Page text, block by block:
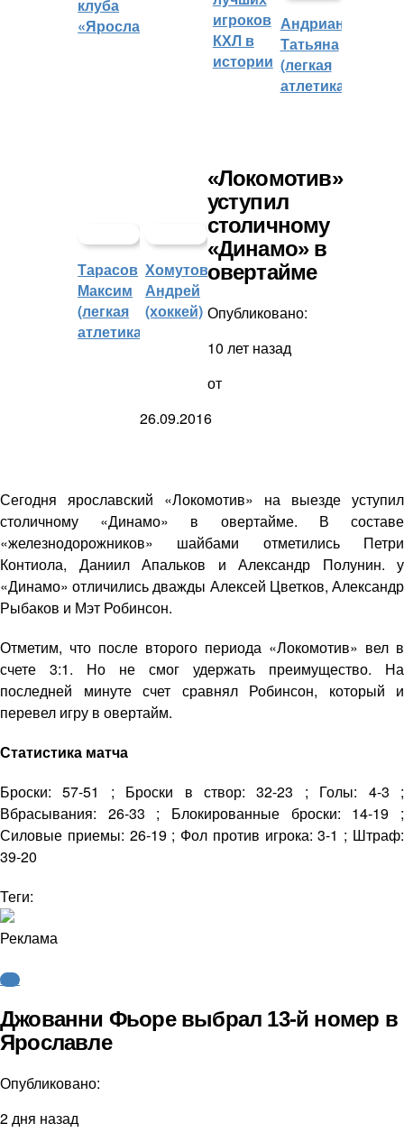
клуба
«Ярославич»
игроков
КХЛ в
истории
Андрианова
Татьяна
(легкая
атлетика)
Тарасов
Максим
(легкая
атлетика)
Хомутов
Андрей
(хоккей)
«Локомотив»
уступил
столичному
«Динамо» в
овертайме
Опубликовано:
10 лет назад
от
26.09.2016
Сегодня ярославский «Локомотив» на выезде уступил
столичному «Динамо» в овертайме. В составе
«железнодорожников» шайбами отметились Петри
Контиола, Даниил Апальков и Александр Полунин. у
«Динамо» отличились дважды Алексей Цветков, Александр
Рыбаков и Мэт Робинсон.
Отметим, что после второго периода «Локомотив» вел в
счете 3:1. Но не смог удержать преимущество. На
последней минуте счет сравнял Робинсон, который и
перевел игру в овертайм.
Статистика матча
Броски: 57-51 ; Броски в створ: 32-23 ; Голы: 4-3 ;
Вбрасывания: 26-33 ; Блокированные броски: 14-19 ;
Силовые приемы: 26-19 ; Фол против игрока: 3-1 ; Штраф:
39-20
Теги:
Реклама
КХЛ
Джованни Фьоре выбрал 13-й номер в
Ярославле
Опубликовано:
2 дня назад